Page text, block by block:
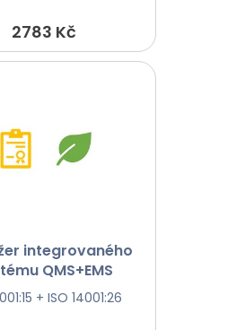
2783 Kč
integrovaného
QMS+EMS
+ ISO 14001:26